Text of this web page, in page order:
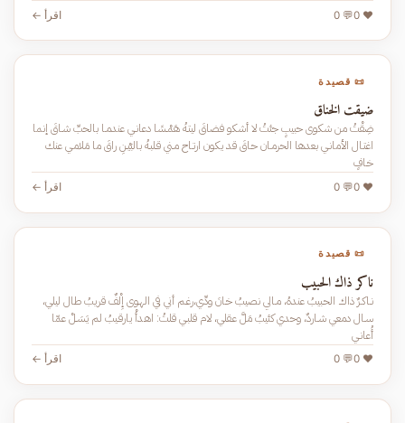
❤️ 0
💬 0 اقرأ ←
📜 قصيدة
ضيقت الخناق
ضِقْتُ من شكوى حبيبٍ جئتُ لا أشكو فضاقَ ليتـهُ هَمْـسًا دعانـي عندمـا بالحبِّ شـاقَ إنما
اغتـال الأمانـي بعدها الحرمـان حـاقَ قد يكون ارتـاح مـني قـلبـهُ بالبَيْـنِ راقَ ما مَلامـي عنك
خـافٍ
❤️ 0
💬 0 اقرأ ←
📜 قصيدة
ناكر ذاك الحبيب
نـاكـرٌ ذاك الحـبيبُ عندهُ، مـالي نصيبُ خـانَ ودِّي،رغـم أني في الهـوى إِلْفٌ قريبُ طال ليلي،
سـال دمعي شـاردٌ، وحدي كئيبُ مَلَّ عـقلي، لام قلبـي قلتُ: اهـدأْ يارقـيبُ لم يَسَـلْ عمّا
أُعانـي
❤️ 0
💬 0 اقرأ ←